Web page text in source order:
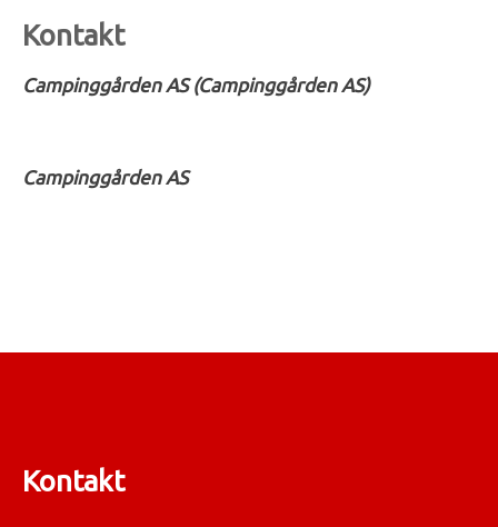
Kontakt
Campinggården AS (Campinggården AS)
Campinggården AS
Kontakt